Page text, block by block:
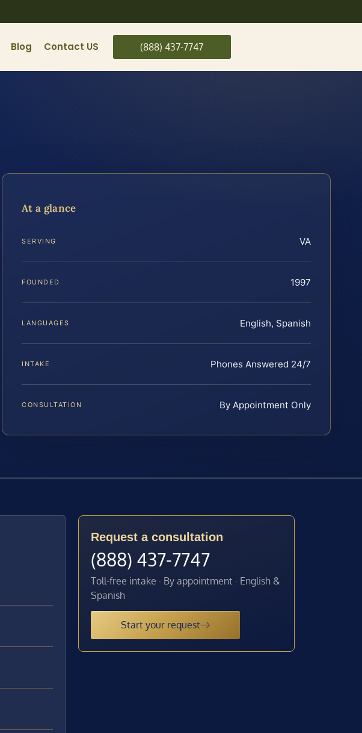
Blog Contact US (888) 437-7747
At a glance
SERVING VA
FOUNDED 1997
LANGUAGES English, Spanish
INTAKE Phones Answered 24/7
CONSULTATION By Appointment Only
Request a consultation
(888) 437-7747
Toll-free intake · By appointment · English &
Spanish
Start your request